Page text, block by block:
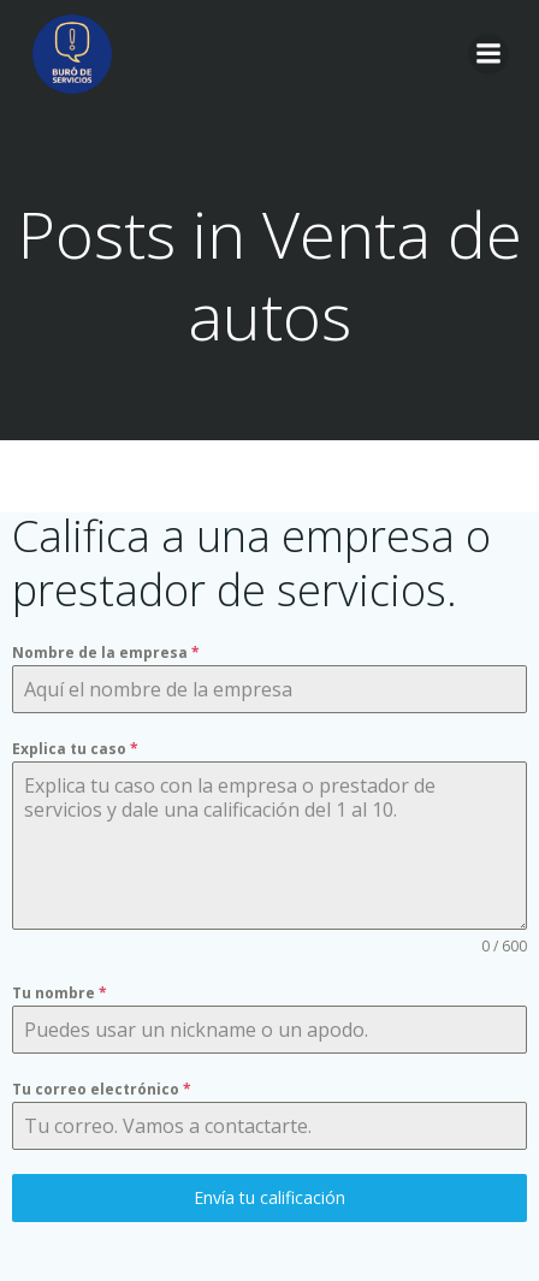
Posts in Venta de
autos
Califica a una empresa o
prestador de servicios.
Nombre de la empresa *
Explica tu caso *
0 / 600
Tu nombre *
Tu correo electrónico *
Envía tu calificación